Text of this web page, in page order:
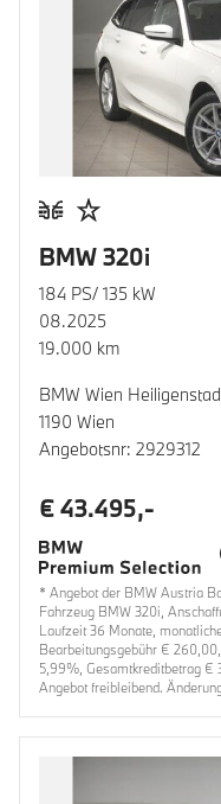
BMW 320i
184 PS/ 135 kW
08.2025
19.000 km
BMW Wien
1190 Wien
Angebotsnr: 2929312
€ 43.495,-
* Angebot der BMW Austria
Fahrzeug BMW 320i,
Laufzeit 36 Monate,
Bearbeitungsgebühr €
5,99%, Gesamtkreditbetrag €
Angebot freibleibend.